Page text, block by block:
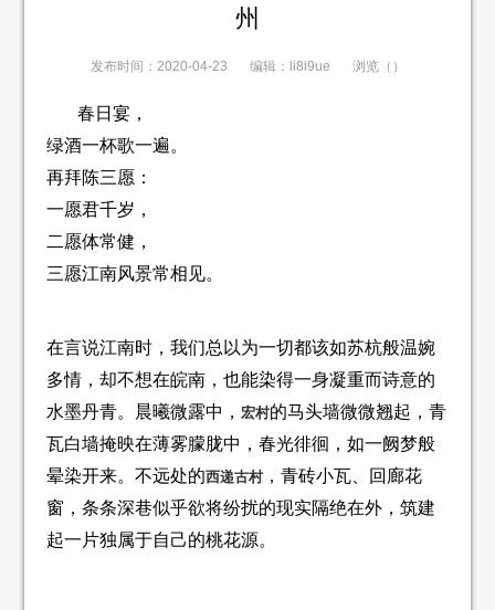
州
发布时间：2020-04-23 编辑：li8i9ue 浏览（ ）
春日宴，
绿酒一杯歌一遍。
再拜陈三愿：
一愿君千岁，
二愿体常健，
三愿江南风景常相见。
在言说江南时，我们总以为一切都该如苏杭般温婉
多情，却不想在皖南，也能染得一身凝重而诗意的
水墨丹青。晨曦微露中， 宏村的马头墙微微翘起，青
瓦白墙掩映在薄雾朦胧中，春光徘徊，如一阙梦般
晕染开来。不远处的西递古村，青砖小瓦、回廊花
窗，条条深巷似乎欲将纷扰的现实隔绝在外，筑建
起一片独属于自己的桃花源。